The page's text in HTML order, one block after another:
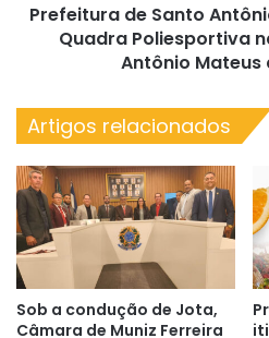
na
dos
Santos
Prefeitura de Santo
Quadra Poliesportiva
Antônio Mateus
Artigos relacionados
Sob a condução de Jota,
Câmara de Muniz Ferreira